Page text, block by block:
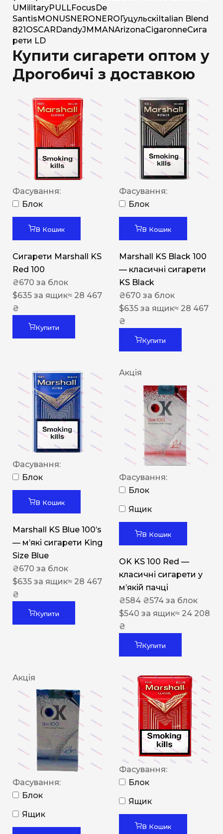
U MilitaryPULLFocus De
Santis MONUSNERO NERO Гуцульскі Italian Blend
821 OSCAR DandyJM MANArizonaCigaronneСига
рети LD
Купити сигарети оптом у
Дрогобичі з доставкою
Фасування:
Блок
В Кошик
Сигарети Marshall KS
Red 100
₴670 за блок
$635 за ящик≈ 28 467
₴
Купити
Фасування:
Блок
В Кошик
Marshall KS Black 100
— класичні сигарети
KS Black
₴670 за блок
$635 за ящик≈ 28 467
₴
Купити
Фасування:
Блок
В Кошик
Marshall KS Blue 100’s
— м’які сигарети King
Size Blue
₴670 за блок
$635 за ящик≈ 28 467
₴
Купити
Акція
Фасування:
Блок
Ящик
В Кошик
OK KS 100 Red —
класичні сигарети у
м’якій пачці
₴584 ₴574 за блок
$540 за ящик≈ 24 208
₴
Купити
Акція
Фасування:
Блок
Ящик
Фасування:
Блок
Ящик
В Кошик